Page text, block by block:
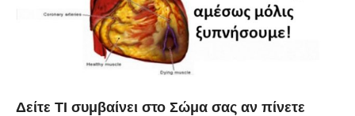
Δείτε ΤΙ συμβαίνει στο Σώμα σας αν πίνετε